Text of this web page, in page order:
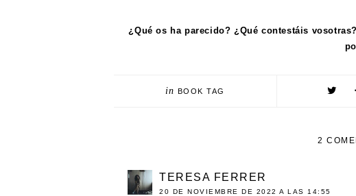
¿Qué os ha parecido? ¿Qué contestáis
in BOOK TAG
2
TERESA FERRER
20 DE NOVIEMBRE DE 2022 A LAS 14:55